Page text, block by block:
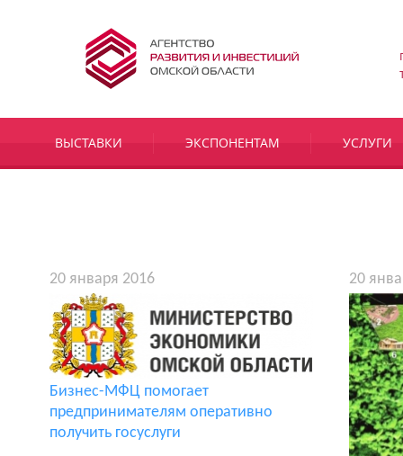
ВЫСТАВКИ ЭКСПОНЕНТАМ УСЛУГИ
20 января 2016
Бизнес-МФЦ помогает
предпринимателям оперативно
получить госуслуги
20